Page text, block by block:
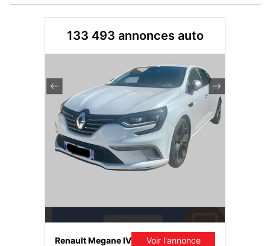
133 493 annonces auto
Renault Megane IV Voir l'annonce